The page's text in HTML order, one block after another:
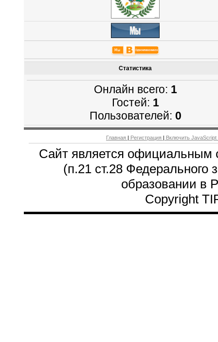
Статистика
Онлайн всего: 1
Гостей: 1
Пользователей: 0
Главная | Регистрация | Включить JavaScript
Сайт является официальным
(п.21 ст.28 Федерального
образовании в
Copyright